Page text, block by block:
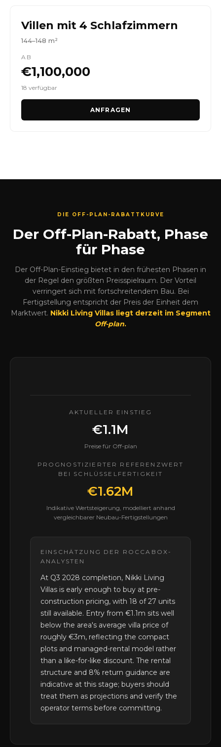
Villen mit 4 Schlafzimmern
144–148 m²
AB
€1,100,000
18 verfügbar
ANFRAGEN
DIE OFF-PLAN-RABATTKURVE
Der Off-Plan-Rabatt, Phase
für Phase
Der Off-Plan-Einstieg bietet in den frühesten Phasen in
der Regel den größten Preisspielraum. Der Vorteil
verringert sich mit fortschreitendem Bau. Bei
Fertigstellung entspricht der Preis der Einheit dem
Marktwert. Nikki Living Villas liegt derzeit im Segment
Off-plan.
AKTUELLER EINSTIEG
€1.1M
Preise für Off-plan
PROGNOSTIZIERTER REFERENZWERT
BEI SCHLÜSSELFERTIGKEIT
€1.62M
Indikative Wertsteigerung, modelliert anhand
vergleichbarer Neubau-Fertigstellungen
EINSCHÄTZUNG DER ROCCABOX-
ANALYSTEN
At Q3 2028 completion, Nikki Living
Villas is early enough to buy at pre-
construction pricing, with 18 of 27 units
still available. Entry from €1.1m sits well
below the area's average villa price of
roughly €3m, reflecting the compact
plots and managed-rental model rather
than a like-for-like discount. The rental
structure and 8% return guidance are
indicative at this stage; buyers should
treat them as projections and verify the
operator terms before committing.